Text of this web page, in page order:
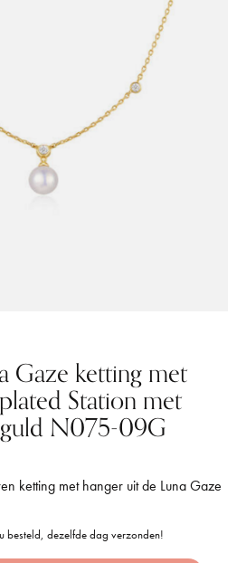
Gaze ketting met
Station met
N075-09G
ketting met hanger uit de Luna Gaze
besteld, dezelfde dag verzonden!